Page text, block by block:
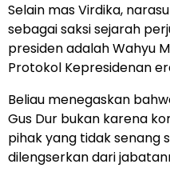
Selain mas Virdika,
sebagai saksi sejarah
presiden adalah Wahyu
Protokol Kepresidenan
Beliau menegaskan
Gus Dur bukan karena
pihak yang tidak senang
dilengserkan dari